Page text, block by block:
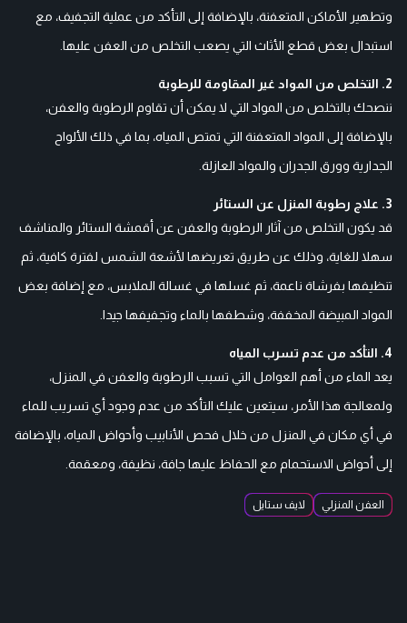
وتطهير الأماكن المتعفنة، بالإضافة إلى التأكد من عملية التجفيف، مع
استبدال بعض قطع الأثاث التي يصعب التخلص من العفن عليها.
2. التخلص من المواد غير المقاومة للرطوبة
ننصحك بالتخلص من المواد التي لا يمكن أن تقاوم الرطوبة والعفن،
بالإضافة إلى المواد المتعفنة التي تمتص المياه، بما في ذلك الألواح
الجدارية وورق الجدران والمواد العازلة.
3. علاج رطوبة المنزل عن الستائر
قد يكون التخلص من آثار الرطوبة والعفن عن أقمشة الستائر والمناشف
سهلا للغاية، وذلك عن طريق تعريضها لأشعة الشمس لفترة كافية، ثم
تنظيفها بفرشاة ناعمة، ثم غسلها في غسالة الملابس، مع إضافة بعض
المواد المبيضة المخففة، وشطفها بالماء وتجفيفها جيدا.
4. التأكد من عدم تسرب المياه
يعد الماء من أهم العوامل التي تسبب الرطوبة والعفن في المنزل،
ولمعالجة هذا الأمر، سيتعين عليك التأكد من عدم وجود أي تسريب للماء
في أي مكان في المنزل من خلال فحص الأنابيب وأحواض المياه، بالإضافة
إلى أحواض الاستحمام مع الحفاظ عليها جافة، نظيفة، ومعقمة.
العفن المنزلي لايف ستايل